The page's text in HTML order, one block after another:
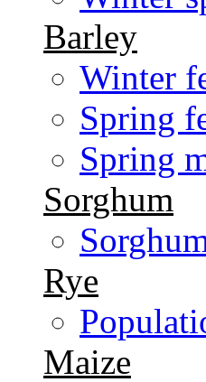
Barley
Winter
Spring
Spring
Sorghum
Rye
Maize